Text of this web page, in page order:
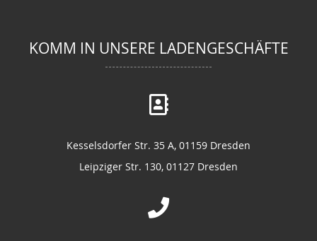
KOMM IN UNSERE LADENGESCHÄFTE
Kesselsdorfer Str. 35 A, 01159 Dresden
Leipziger Str. 130, 01127 Dresden